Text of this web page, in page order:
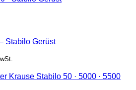
Stabilo Gerüst